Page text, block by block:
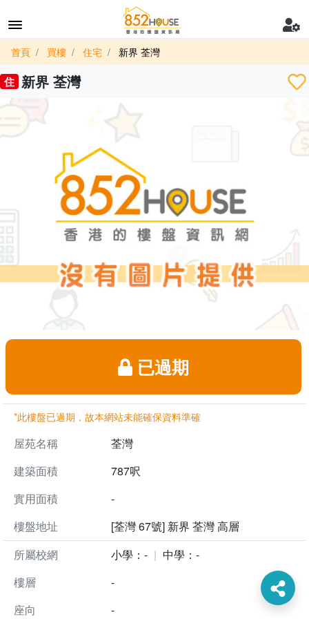
首頁 買樓 住宅 新界 荃灣
住 新界 荃灣
已過期
*此樓盤已過期，故本網站未能確保資料準確
屋苑名稱
荃灣
建築面積
787呎
實用面積
-
樓盤地址
[荃灣 67號] 新界 荃灣 高層
所屬校網
小學：-
中學：-
樓層
-
座向
-